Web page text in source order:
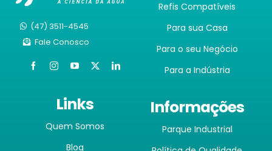
(47) 3511-4545
Fale Conosco
Refis Compatíveis
Para sua Casa
Para o seu Negócio
Para a Indústria
Links
Quem Somos
Blog
Informações
Parque Industrial